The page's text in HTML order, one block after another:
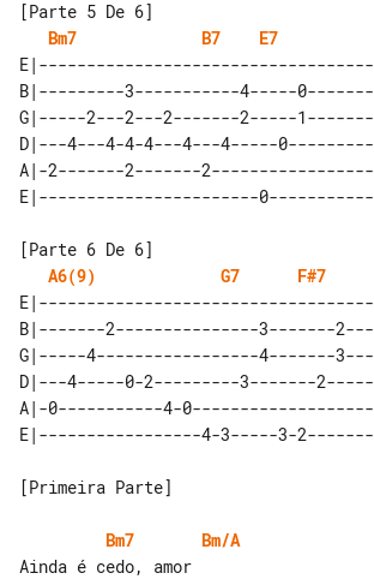
Bm7
B7
E7
E|-----------------------------------
B|---------3-----------4-----0-------
G|-----2---2---2-------2-----1-------
D|---4---4-4-4---4---4-----0---------
A|-2-------2-------2-----------------
A6(9)
G7
F#7
E|-----------------------------------
B|-------2---------------3-------2---
G|-----4-----------------4-------3---
D|---4-----0-2---------3-------2-----
A|-0-----------4-0-------------------
[Primeira Parte]
Bm7
Bm/A